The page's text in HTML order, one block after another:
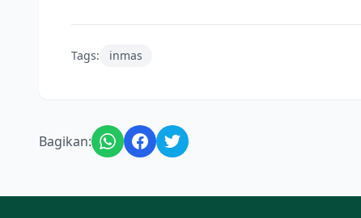
Tags: inmas
Bagikan: